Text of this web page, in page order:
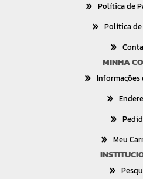
Política de
Política de
MINHA
Meu